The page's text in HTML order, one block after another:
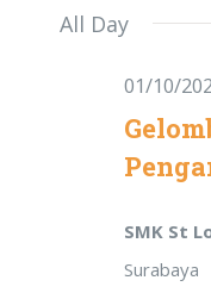
date.
All Day
01/10/
SMK St
Surabaya